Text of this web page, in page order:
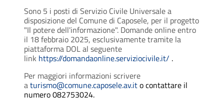
Sono 5 i posti di Servizio Civile Universale a
disposizione del Comune di Caposele, per il progetto
"Il potere dell'informazione". Domande online entro
il 18 febbraio 2025, esclusivamente tramite la
piattaforma DOL al seguente
link https://domandaonline.serviziocivile.it/ .
Per maggiori informazioni scrivere
aturismo@comune.caposele.av.ito contattare il
numero 082753024.